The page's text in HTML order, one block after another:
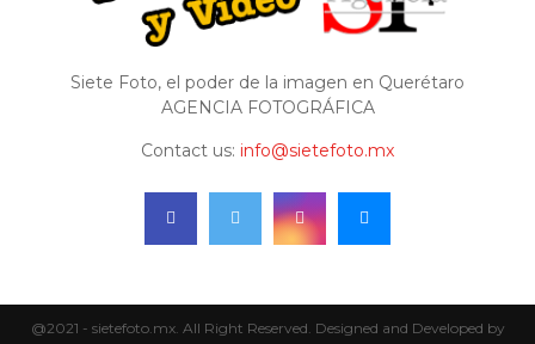
Siete Foto, el poder de la imagen en Querétaro
AGENCIA FOTOGRÁFICA
Contact us: info@sietefoto.mx
@2021 - sietefoto.mx. All Right Reserved. Designed and Developed by